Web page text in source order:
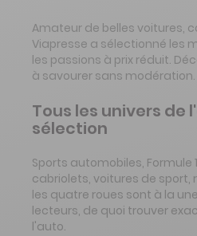
Amateur de belles voitures,
Viapresse a sélectionné les
les passions à prix réduit.
à savourer sans modération.
Tous les univers de
sélection
Sports automobiles,
cabriolets, voitures de
les quatre roues sont à la
lecteurs, de quoi trouver
l'auto.